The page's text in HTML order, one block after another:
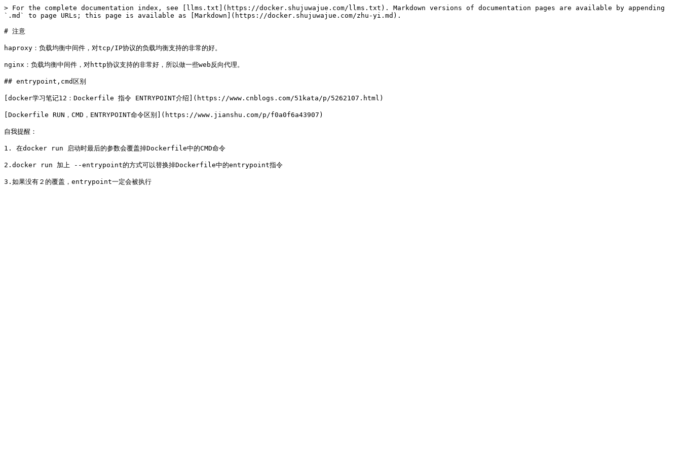
> For the complete documentation index, see [llms.txt](https://docker.shujuwajue.com/llms.txt). Markdown versions of documentation pages are available by appending
`.md` to page URLs; this page is available as [Markdown](https://docker.shujuwajue.com/zhu-yi.md).
# 注意
haproxy：负载均衡中间件，对tcp/IP协议的负载均衡支持的非常的好。
nginx：负载均衡中间件，对http协议支持的非常好，所以做一些web反向代理。
## entrypoint,cmd区别
[docker学习笔记12：Dockerfile 指令 ENTRYPOINT介绍](https://www.cnblogs.com/51kata/p/5262107.html)
[Dockerfile RUN，CMD，ENTRYPOINT命令区别](https://www.jianshu.com/p/f0a0f6a43907)
自我提醒：
1. 在docker run 启动时最后的参数会覆盖掉Dockerfile中的CMD命令
2.docker run 加上 --entrypoint的方式可以替换掉Dockerfile中的entrypoint指令